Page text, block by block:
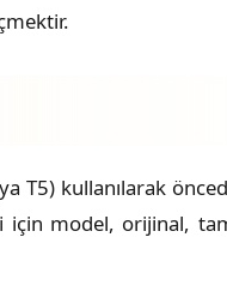
T5) kullanılarak
için model, orijinal,